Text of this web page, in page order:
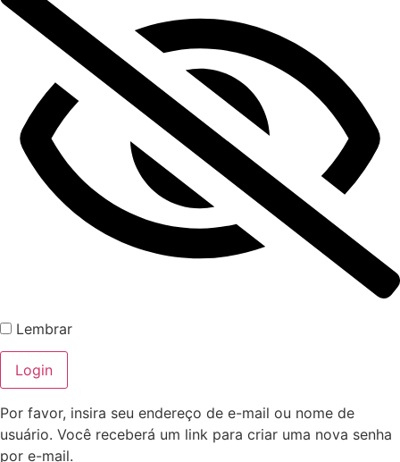
Lembrar
Por favor, insira seu endereço de e-mail ou nome de
usuário. Você receberá um link para criar uma nova senha
por e-mail.